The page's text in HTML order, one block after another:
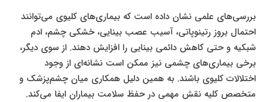
بررسی‌های علمی نشان داده است که بیماری‌های کلیوی می‌توانند
احتمال بروز رتینوپاتی، آسیب عصب بینایی، خشکی چشم، ادم
شبکیه و حتی کاهش دائمی بینایی را افزایش دهند. از سوی دیگر،
برخی بیماری‌های چشمی نیز ممکن است نشانه‌ای از وجود
اختلالات کلیوی باشند. به همین دلیل همکاری میان چشم‌پزشک و
متخصص کلیه نقش مهمی در حفظ سلامت بیماران ایفا می‌کند.